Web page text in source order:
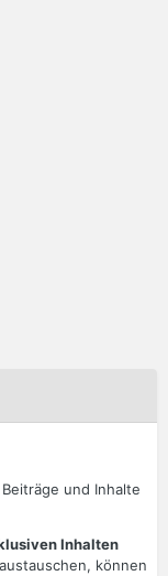
und Inhalte
Inhalten
können